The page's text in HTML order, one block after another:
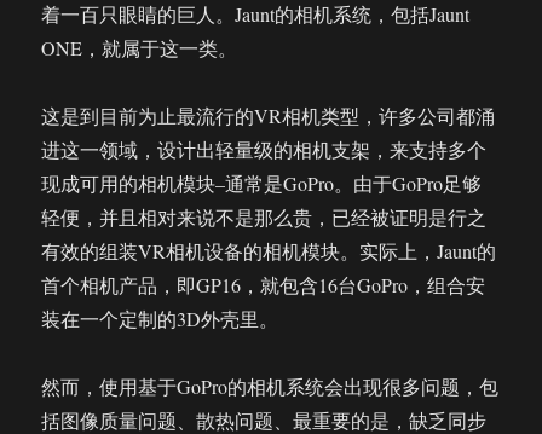
着一百只眼睛的巨人。Jaunt的相机系统，包括Jaunt
ONE，就属于这一类。
这是到目前为止最流行的VR相机类型，许多公司都涌
进这一领域，设计出轻量级的相机支架，来支持多个
现成可用的相机模块–通常是GoPro。由于GoPro足够
轻便，并且相对来说不是那么贵，已经被证明是行之
有效的组装VR相机设备的相机模块。实际上，Jaunt的
首个相机产品，即GP16，就包含16台GoPro，组合安
装在一个定制的3D外壳里。
然而，使用基于GoPro的相机系统会出现很多问题，包
括图像质量问题、散热问题、最重要的是，缺乏同步